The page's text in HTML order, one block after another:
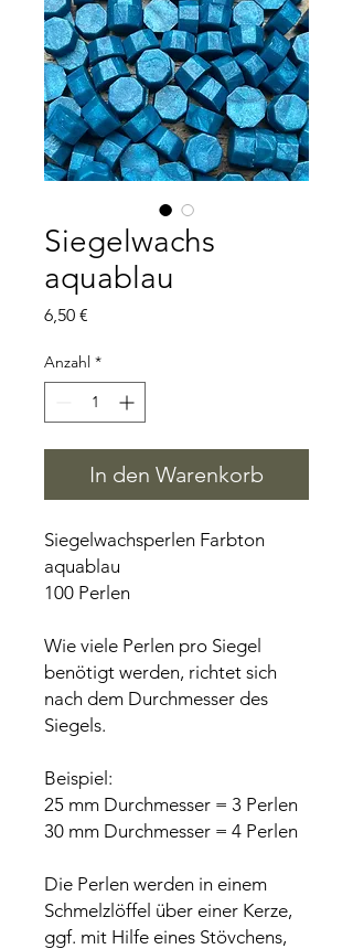
Siegelwachs
aquablau
6,50 €
Anzahl *
In den Warenkorb
Siegelwachsperlen Farbton
aquablau
100 Perlen
Wie viele Perlen pro Siegel
benötigt werden, richtet sich
nach dem Durchmesser des
Siegels.
Beispiel:
25 mm Durchmesser = 3 Perlen
30 mm Durchmesser = 4 Perlen
Die Perlen werden in einem
Schmelzlöffel über einer Kerze,
ggf. mit Hilfe eines Stövchens,